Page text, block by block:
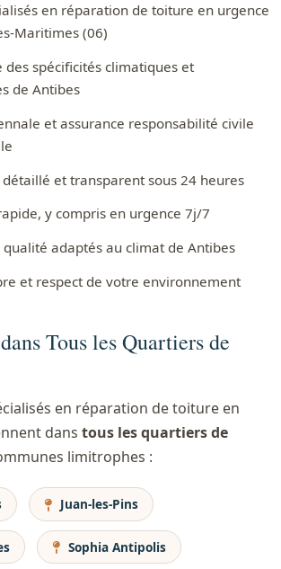
en réparation de toiture en urgence
Maritimes (06)
des spécificités climatiques et
de Antibes
et assurance responsabilité civile
et transparent sous 24 heures
y compris en urgence 7j/7
adaptés au climat de Antibes
et respect de votre environnement
Tous les Quartiers de
en réparation de toiture en
dans tous les quartiers de
limitrophes :
Juan-les-Pins
Sophia Antipolis